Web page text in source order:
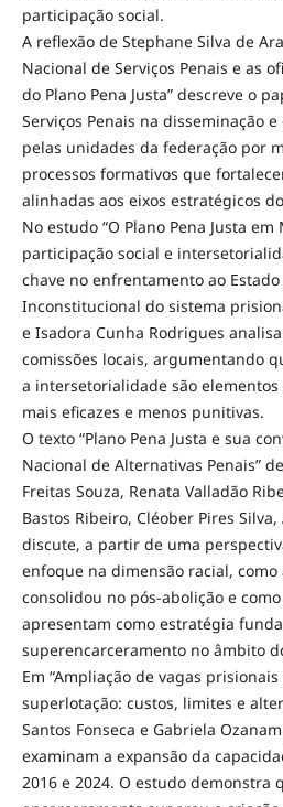
participação social.
A reflexão de Stephane Silva de
Nacional de Serviços Penais e as
do Plano Pena Justa” descreve o
Serviços Penais na disseminação
pelas unidades da federação por
processos formativos que
alinhadas aos eixos estratégicos
No estudo “O Plano Pena Justa em
participação social e
chave no enfrentamento ao Estado
Inconstitucional do sistema
e Isadora Cunha Rodrigues
comissões locais, argumentando
a intersetorialidade são
mais eficazes e menos punitivas.
O texto “Plano Pena Justa e sua
Nacional de Alternativas Penais”
Freitas Souza, Renata Valladão
Bastos Ribeiro, Cléober Pires
discute, a partir de uma
enfoque na dimensão racial,
consolidou no pós-abolição e
apresentam como estratégia
superencarceramento no âmbito
Em “Ampliação de vagas
superlotação: custos, limites e
Santos Fonseca e Gabriela
examinam a expansão da
2016 e 2024. O estudo demonstra